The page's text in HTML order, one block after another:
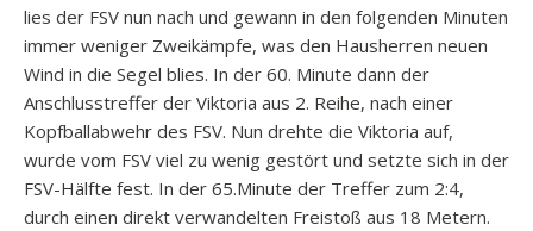
lies der FSV nun nach und gewann in den folgenden Minuten
immer weniger Zweikämpfe, was den Hausherren neuen
Wind in die Segel blies. In der 60. Minute dann der
Anschlusstreffer der Viktoria aus 2. Reihe, nach einer
Kopfballabwehr des FSV. Nun drehte die Viktoria auf,
wurde vom FSV viel zu wenig gestört und setzte sich in der
FSV-Hälfte fest. In der 65.Minute der Treffer zum 2:4,
durch einen direkt verwandelten Freistoß aus 18 Metern.